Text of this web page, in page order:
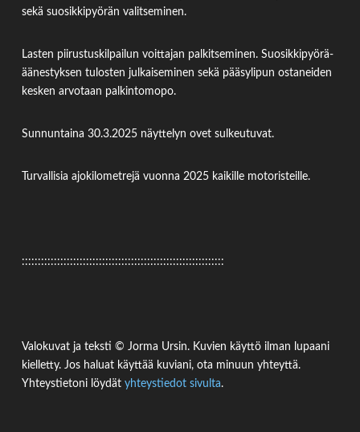
sekä suosikkipyörän valitseminen.
Lasten piirustuskilpailun voittajan palkitseminen. Suosikkipyörä-
äänestyksen tulosten julkaiseminen sekä pääsylipun ostaneiden
kesken arvotaan palkintomopo.
Sunnuntaina 30.3.2025 näyttelyn ovet sulkeutuvat.
Turvallisia ajokilometrejä vuonna 2025 kaikille motoristeille.
:::::::::::::::::::::::::::::::::::::::::::::::::::::::::::::::
Valokuvat ja teksti © Jorma Ursin. Kuvien käyttö ilman lupaani
kielletty. Jos haluat käyttää kuviani, ota minuun yhteyttä.
Yhteystietoni löydät yhteystiedot sivulta.